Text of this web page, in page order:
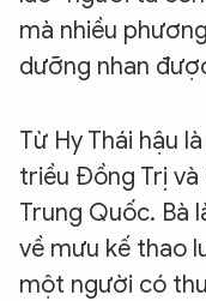
mà nhiều
dưỡng nhan
Từ Hy Thái hậu
triều Đồng Trị và
Trung Quốc. Bà
về mưu kế thao
một người có